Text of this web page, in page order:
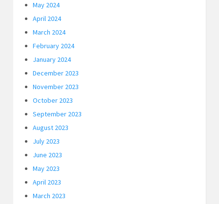
May 2024
April 2024
March 2024
February 2024
January 2024
December 2023
November 2023
October 2023
September 2023
August 2023
July 2023
June 2023
May 2023
April 2023
March 2023